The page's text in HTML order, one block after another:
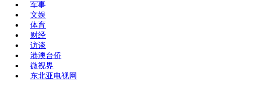
军事
文娱
体育
财经
访谈
港澳台侨
微视界
东北亚电视网